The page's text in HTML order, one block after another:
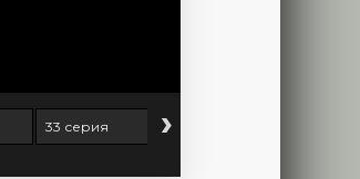
33 серия 34 серия
›